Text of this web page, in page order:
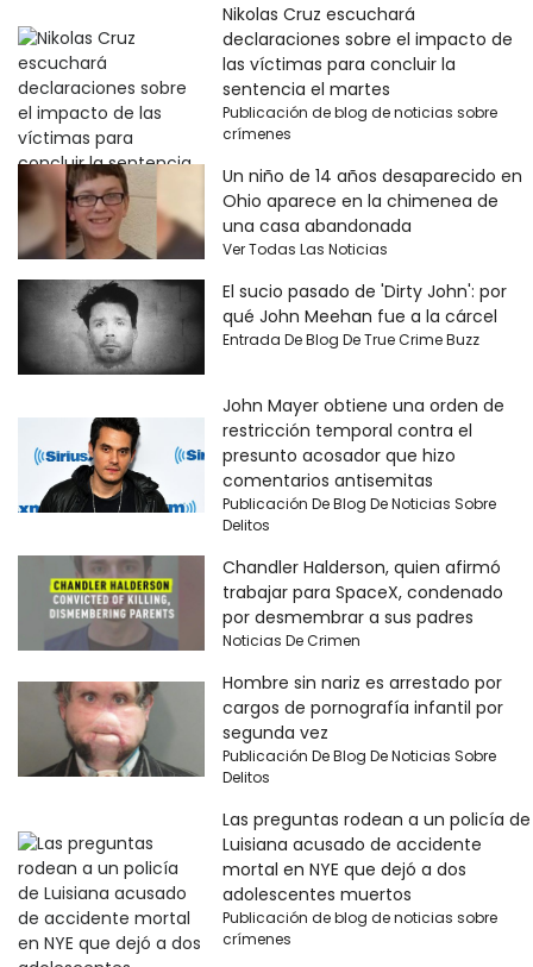
Nikolas Cruz escuchará
declaraciones sobre el impacto de
las víctimas para concluir la
sentencia el martes
Publicación de blog de noticias sobre
crímenes
Un niño de 14 años desaparecido en
Ohio aparece en la chimenea de
una casa abandonada
Ver Todas Las Noticias
El sucio pasado de 'Dirty John': por
qué John Meehan fue a la cárcel
Entrada De Blog De True Crime Buzz
John Mayer obtiene una orden de
restricción temporal contra el
presunto acosador que hizo
comentarios antisemitas
Publicación De Blog De Noticias Sobre
Delitos
Chandler Halderson, quien afirmó
trabajar para SpaceX, condenado
por desmembrar a sus padres
Noticias De Crimen
Hombre sin nariz es arrestado por
cargos de pornografía infantil por
segunda vez
Publicación De Blog De Noticias Sobre
Delitos
Las preguntas rodean a un policía de
Luisiana acusado de accidente
mortal en NYE que dejó a dos
adolescentes muertos
Publicación de blog de noticias sobre
crímenes